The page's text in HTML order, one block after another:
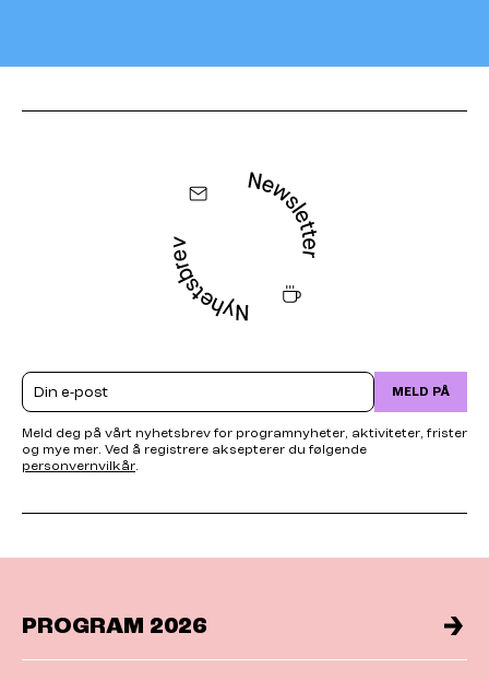
Email MELD PÅ
Meld deg på vårt nyhetsbrev for programnyheter, aktiviteter, frister
og mye mer. Ved å registrere aksepterer du følgende
personvernvilkår.
PROGRAM 2026